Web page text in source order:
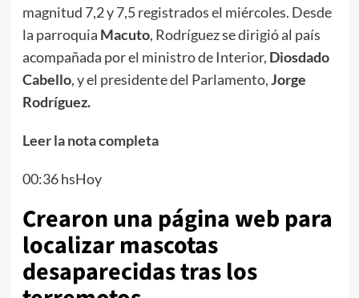
magnitud 7,2 y 7,5 registrados el miércoles. Desde
la parroquia Macuto, Rodríguez se dirigió al país
acompañada por el ministro de Interior, Diosdado
Cabello, y el presidente del Parlamento,Jorge
Rodríguez.
Leer la nota completa
00:36 hsHoy
Crearon una página web para
localizar mascotas
desaparecidas tras los